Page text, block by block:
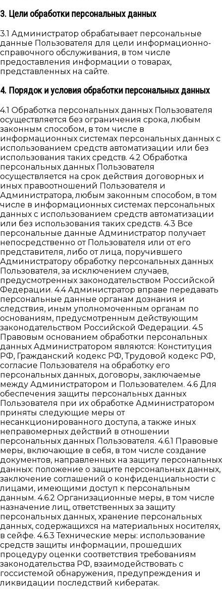
3. Цели обработки персональных данных
3.1 Администратор обрабатывает персональные
данные Пользователя для цели информационно-
справочного обслуживания, в том числе
предоставления информации о товарах,
представленных на сайте.
4. Порядок и условия обработки персональных данных
4.1 Обработка персональных данных Пользователя
осуществляется без ограничения срока, любым
законным способом, в том числе в
информационных системах персональных данных с
использованием средств автоматизации или без
использования таких средств. 4.2 Обработка
персональных данных Пользователя
осуществляется на срок действия договорных и
иных правоотношений Пользователя и
Администратора, любым законным способом, в том
числе в информационных системах персональных
данных с использованием средств автоматизации
или без использования таких средств. 4.3 Все
персональные данные Администратор получает
непосредственно от Пользователя или от его
представителя, либо от лица, поручившего
Администратору обработку персональных данных
Пользователя, за исключением случаев,
предусмотренных законодательством Российской
Федерации. 4.4 Администратор вправе передавать
персональные данные органам дознания и
следствия, иным уполномоченным органам по
основаниям, предусмотренным действующим
законодательством Российской Федерации. 4.5
Правовым основанием обработки персональных
данных Администратором являются: Конституция
РФ, Гражданский кодекс РФ, Трудовой кодекс РФ,
согласие Пользователя на обработку его
персональных данных, договоры, заключаемые
между Администратором и Пользователем. 4.6 Для
обеспечения защиты персональных данных
Пользователя при их обработке Администратором
приняты следующие меры от
несанкционированного доступа, а также иных
неправомерных действий в отношении
персональных данных Пользователя. 4.6.1 Правовые
меры, включающие в себя, в том числе создание
документов, направленных на защиту персональных
данных: положение о защите персональных данных,
заключение соглашений о конфиденциальности с
лицами, имеющими доступ к персональным
данным. 4.6.2 Организационные меры, в том числе
назначение лиц, ответственных за защиту
персональных данных, хранение персональных
данных, содержащихся на материальных носителях,
в сейфе. 4.6.3 Технические меры: использование
средств защиты информации, прошедших
процедуру оценки соответствия требованиям
законодательства РФ, взаимодействовать с
госсистемой обнаружения, предупреждения и
ликвидации последствий кибератак.